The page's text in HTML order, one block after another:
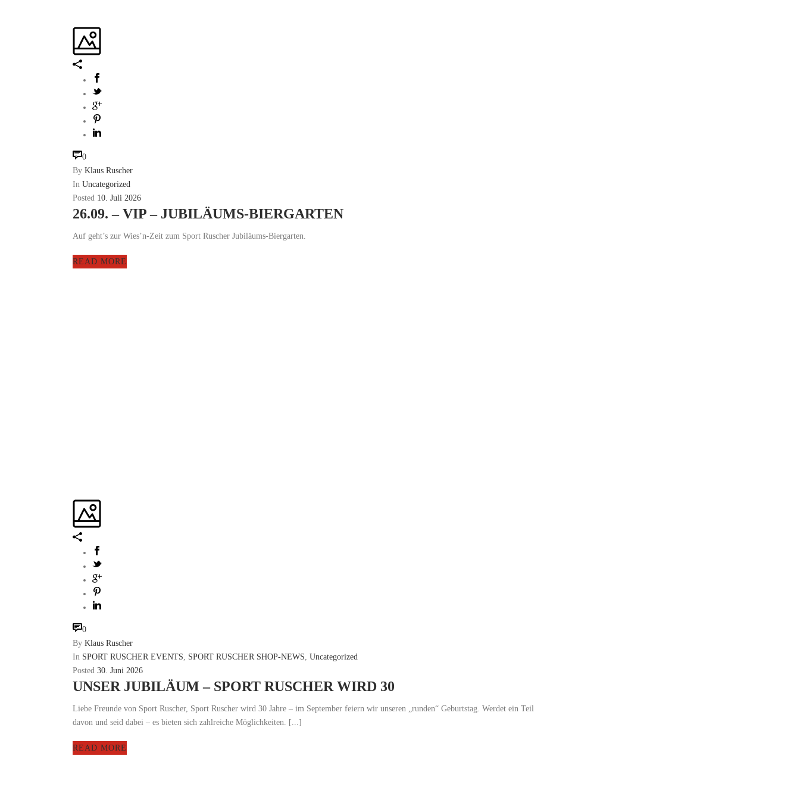
0
By Klaus Ruscher
In Uncategorized
Posted 10. Juli 2026
26.09. – VIP – JUBILÄUMS-BIERGARTEN
Auf geht’s zur Wies’n-Zeit zum Sport Ruscher Jubiläums-Biergarten.
READ MORE
0
By Klaus Ruscher
In SPORT RUSCHER EVENTS, SPORT RUSCHER SHOP-NEWS, Uncategorized
Posted 30. Juni 2026
UNSER JUBILÄUM – SPORT RUSCHER WIRD 30
Liebe Freunde von Sport Ruscher, Sport Ruscher wird 30 Jahre – im September feiern wir unseren „runden“ Geburtstag. Werdet ein Teil
davon und seid dabei – es bieten sich zahlreiche Möglichkeiten. [...]
READ MORE